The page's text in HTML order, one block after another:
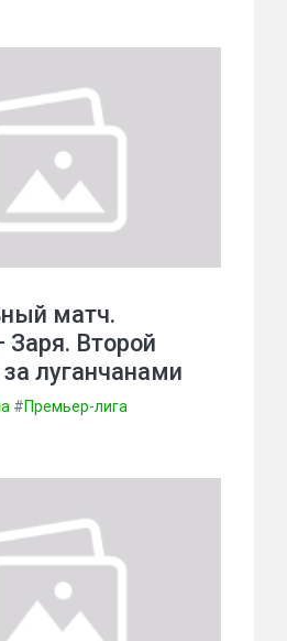
матч.
Второй
луганчанами
#Премьер-лига